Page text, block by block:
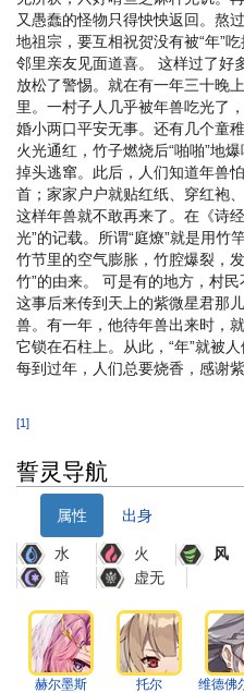
又愚蠢的怪物只得怏怏返回。熬
地祖宗，要互相祝贺没有被“年”
邻里亲友见面道喜。 这样过了好
放松了警惕。就在有一年三十晚
里。一村子人几乎被年兽吃光了
婚小两口平安无事。还有几个童
火光通红，竹子燃烧后“啪啪”地
掉头逃窜。此后，人们知道年兽
首；家家户户就贴红纸、穿红袍
这样年兽就不敢再来了。在《诗
光”的记载。所谓“庭燎”就是用竹
竹节里的空气膨胀，竹腔爆裂，
竹”的由来。 可是有的地方，村
这事后来传到天上的紫微星君那
兽。有一年，他待年兽出来时，
它锁在石柱上。从此，“年”就被
每到过年，人们总要烧香，感谢
[1]
誓灵导航
属性 出身
水 火 风
暗
虚无
赫尔墨斯 托尔 维德佛